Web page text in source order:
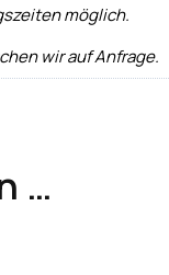
möglich.
wir auf Anfrage.
…